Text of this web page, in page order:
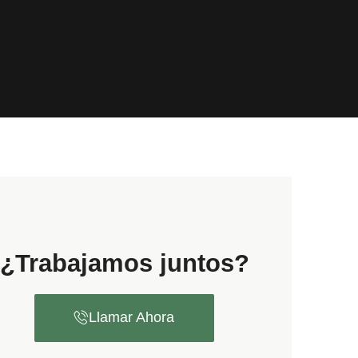
¿Trabajamos juntos?
Llamar Ahora